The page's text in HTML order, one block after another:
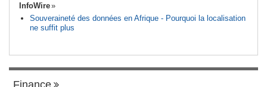
InfoWire
Souveraineté des données en Afrique - Pourquoi la localisation
ne suffit plus
Finance